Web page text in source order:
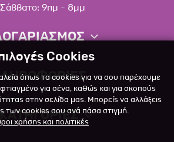
Σάββατο: 9πμ - 8μμ
λογαριασμού
αγαπημένων
επιστροφών
Σχετικά
Επικοινωνία
Cookies
όπως τα cookies για να σου παρέχουμε
για σένα, καθώς και για σκοπούς
στην σελίδα μας. Μπορείς να αλλάξεις
των cookies σου ανά πάσα στιγμή.
χρήσης και πολιτικές